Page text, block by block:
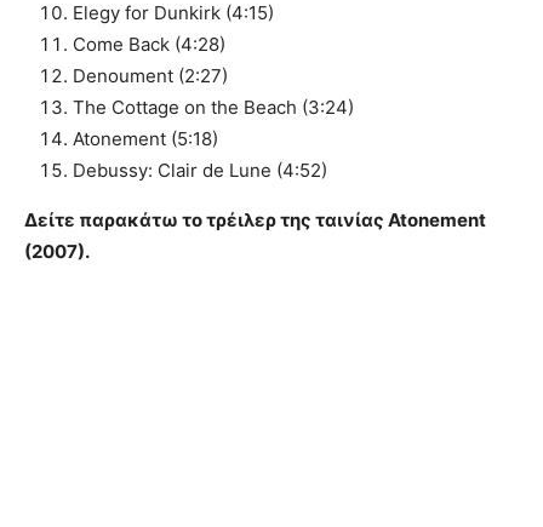
Elegy for Dunkirk (4:15)
Come Back (4:28)
Denoument (2:27)
The Cottage on the Beach (3:24)
Atonement (5:18)
Debussy: Clair de Lune (4:52)
Δείτε παρακάτω το τρέιλερ της ταινίας Atonement
(2007).